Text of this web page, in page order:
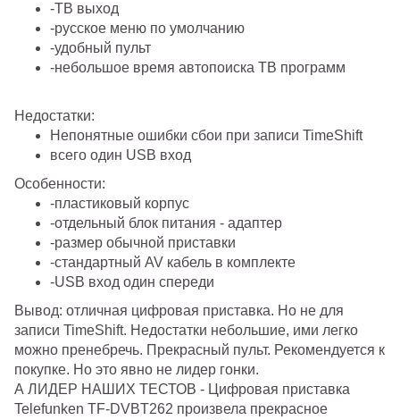
-ТВ выход
-русское меню по умолчанию
-удобный пульт
-небольшое время автопоиска ТВ программ
Недостатки:
Непонятные ошибки сбои при записи TimeShift
всего один USB вход
Особенности:
-пластиковый корпус
-отдельный блок питания - адаптер
-размер обычной приставки
-стандартный AV кабель в комплекте
-USB вход один спереди
Вывод: отличная цифровая приставка. Но не для
записи TimeShift. Недостатки небольшие, ими легко
можно пренебречь. Прекрасный пульт. Рекомендуется к
покупке. Но это явно не лидер гонки.
А ЛИДЕР НАШИХ ТЕСТОВ - Цифровая приставка
Telefunken TF-DVBT262 произвела прекрасное